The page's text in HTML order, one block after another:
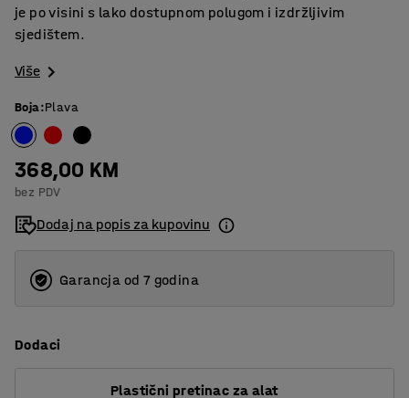
je po visini s lako dostupnom polugom i izdržljivim
sjedištem.
Više
Boja:Plava
368,00 KM
bez PDV
Dodaj na popis za kupovinu
Garancja od 7 godina
Dodaci
Plastični pretinac za alat